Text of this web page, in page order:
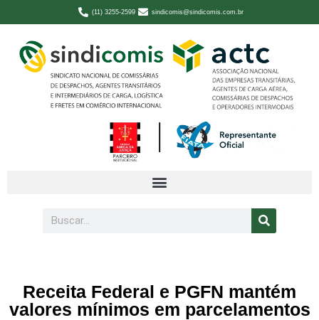
(11) 3255-2599 sindicomis@sindicomis.com.br
Receita Federal e PGFN mantém
valores mínimos em parcelamentos